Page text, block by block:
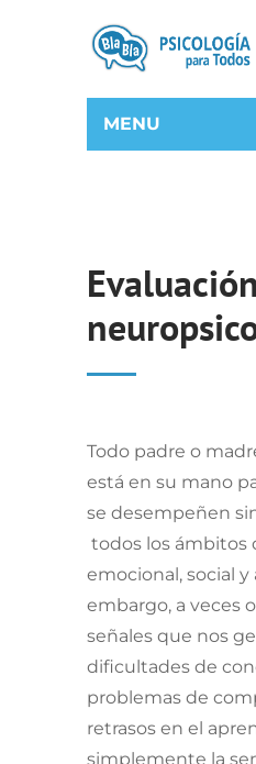
MENU
Evaluación
Todo padre o
está en su mano
se desempeñen
todos los ámbitos
emocional, social y
embargo, a veces
señales que nos
dificultades de
problemas de
retrasos en el
simplemente la